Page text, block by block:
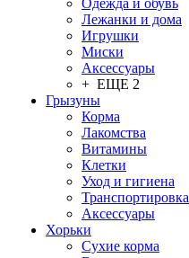
Одежда и обувь
Лежанки и дома
Игрушки
Миски
Аксессуары
+ ЕЩЕ 2
Грызуны
Корма
Лакомства
Витамины
Клетки
Уход и гигиена
Транспортировка
Аксессуары
Хорьки
Сухие корма